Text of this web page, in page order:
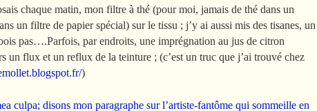
chaque matin, mon filtre à thé (pour moi, jamais de thé dans un
un filtre de papier spécial) sur le tissu ; j’y ai aussi mis des tisanes, un
pas….Parfois, par endroits, une imprégnation au jus de citron
un flux et un reflux de la teinture ; (c’est un truc que j’ai trouvé chez
)
culpa; disons mon paragraphe sur l’artiste-fantôme qui sommeille en